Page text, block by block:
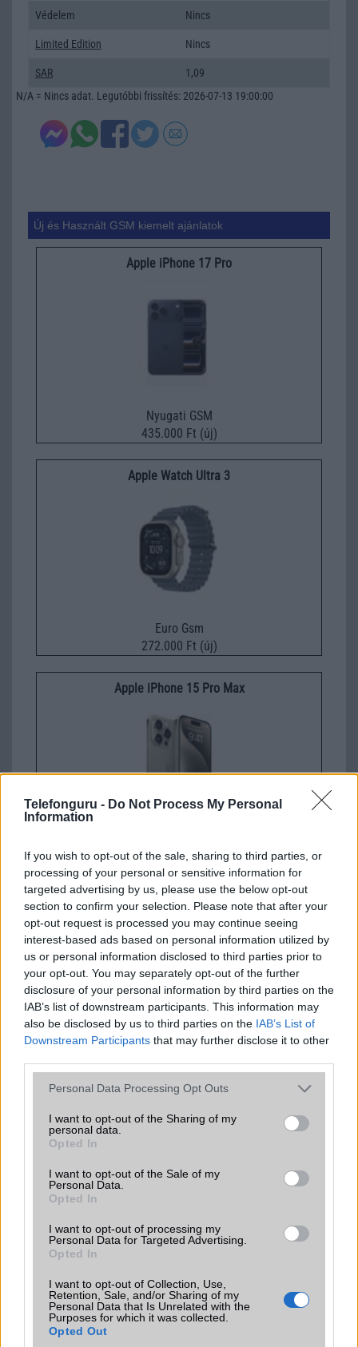
Telefonguru - Do Not Process My Personal
Information
If you wish to opt-out of the sale, sharing to third parties, or
processing of your personal or sensitive information for
targeted advertising by us, please use the below opt-out
section to confirm your selection. Please note that after your
opt-out request is processed you may continue seeing
interest-based ads based on personal information utilized by
us or personal information disclosed to third parties prior to
your opt-out. You may separately opt-out of the further
disclosure of your personal information by third parties on the
IAB’s list of downstream participants. This information may
also be disclosed by us to third parties on the IAB’s List of
Downstream Participants that may further disclose it to other
Please note that this website/app uses one or more Google
not limited to your visit or usage behaviour. You may click to
grant or deny consent to Google and its third-party tags to
use your data for below specified purposes in below Google
consent section.
Personal Data Processing Opt Outs
I want to opt-out of the Sharing of my
personal data.
Opted In
I want to opt-out of the Sale of my
Personal Data.
Opted In
I want to opt-out of processing my
Personal Data for Targeted Advertising.
Opted In
I want to opt-out of Collection, Use,
Retention, Sale, and/or Sharing of my
Personal Data that Is Unrelated with the
Purposes for which it was collected.
Opted Out
Védelem Nincs
Limited Edition Nincs
SAR
1,09
N/A = Nincs adat. Legutóbbi frissítés: 2026-07-13 19:00:00
Új és Használt GSM kiemelt ajánlatok
Apple iPhone 17 Pro
Nyugati GSM
435.000 Ft (új)
Apple Watch Ultra 3
Euro Gsm
272.000 Ft (új)
Apple iPhone 15 Pro Max
230.000 Ft (használt)
2010-5-4 22:13:09
sziasztok!majd a következő telóm ilyen lesz ha majd bejön jelenleg
n96om van avval is meg vok elégedve de ez valahogy jobban tetcik
Mokko
2010-5-6 20:48:00
ha a magenta szolgáltatónál lehet majd kapni...
2010-5-7 12:47:28
Szerintem nokia meg nem gyart 12 mpx-es telefont! azzal meg
varjunk mert kell v 2 ev mire ez is piacon lesz.
Nokiadriver
2010-5-7 15:27:53